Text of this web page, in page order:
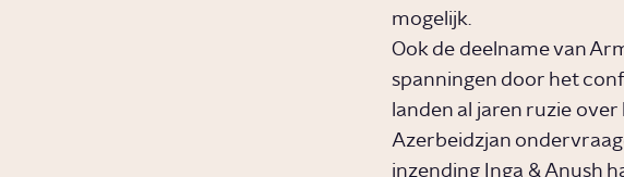
mogelijk.
Ook de deelname van
spanningen door het
landen al jaren ruzie
Azerbeidzjan
inzending Inga & Anush